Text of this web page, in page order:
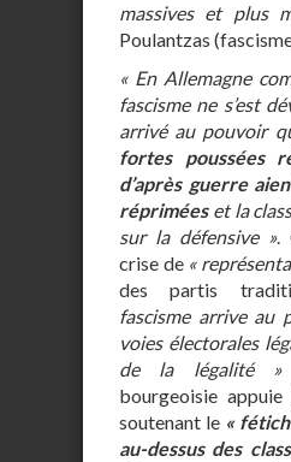
massives et plus
Poulantzas
« En Allemagne
fascisme ne s’est
arrivé au pouvoir
fortes poussées
d’après guerre
répriméeset la
sur la défensive ».
crise de «
des partis
fascisme arrive au
voies électorales
de la légalité »
bourgeoisie
soutenant le «
au-dessus des